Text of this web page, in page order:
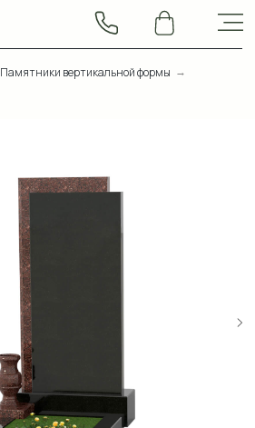
Памятники вертикальной формы →